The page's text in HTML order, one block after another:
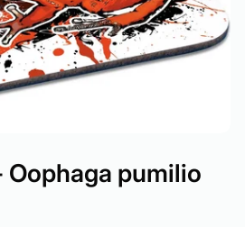
Oophaga pumilio